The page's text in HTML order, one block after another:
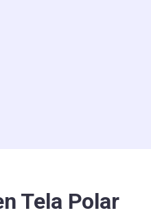
Tela Polar